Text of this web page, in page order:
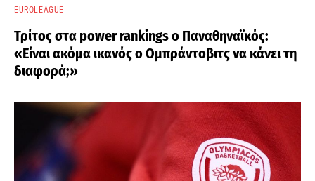
EUROLEAGUE
Τρίτος στα power rankings ο Παναθηναϊκός:
«Είναι ακόμα ικανός ο Ομπράντοβιτς να κάνει τη
διαφορά;»